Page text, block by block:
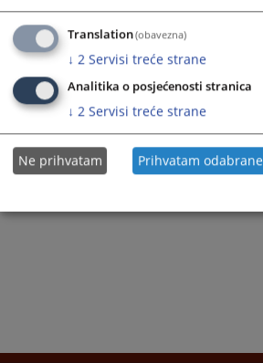
Rješenja o registraciji
Ostalo
Translation(obavezna)
↓ 2 Servisi treće strane
Analitika o posjećenosti stranica
↓ 2 Servisi treće strane
Ne prihvatam Prihvatam odabrane